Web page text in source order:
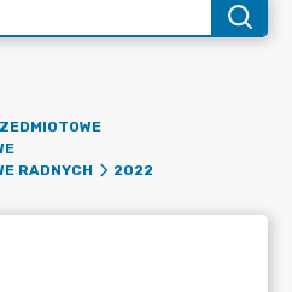
RADNYCH
2022